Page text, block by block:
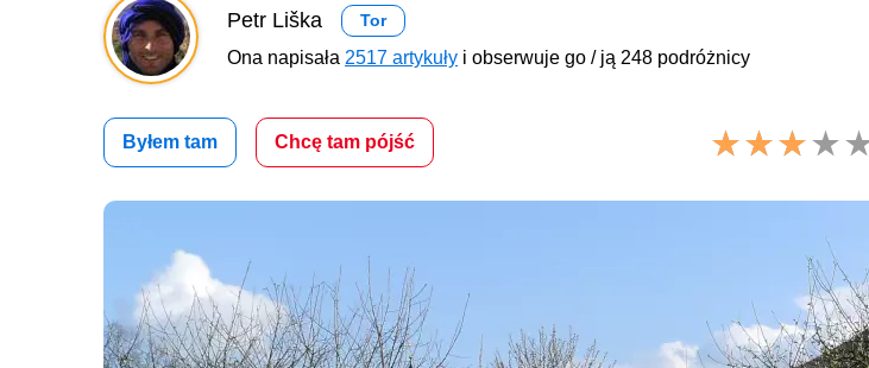
Petr Liška Tor
Ona napisała 2517 artykuły i obserwuje go / ją 248 podróżnicy
Byłem tam Chcę tam pójść